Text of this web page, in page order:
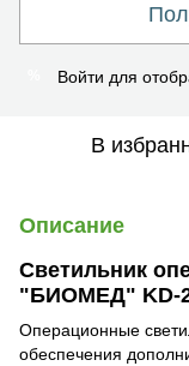
Войти для
В
Описание
Светильник
"БИОМЕД" KD-
Операционные
обеспечения